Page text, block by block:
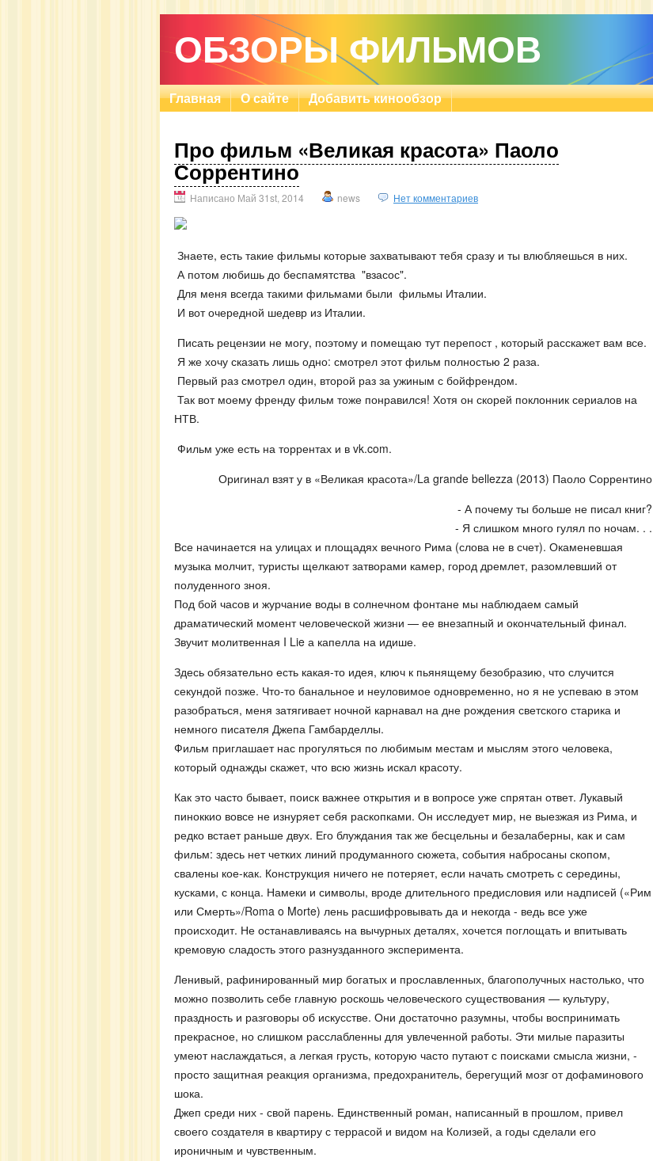
ОБЗОРЫ ФИЛЬМОВ
Главная О сайте Добавить кинообзор
Про фильм «Великая красота» Паоло
Соррентино
Написано Май 31st, 2014 news Нет комментариев
Знаете, есть такие фильмы которые захватывают тебя сразу и ты влюбляешься в них.
А потом любишь до беспамятства "взасос".
Для меня всегда такими фильмами были фильмы Италии.
И вот очередной шедевр из Италии.
Писать рецензии не могу, поэтому и помещаю тут перепост , который расскажет вам все.
Я же хочу сказать лишь одно: смотрел этот фильм полностью 2 раза.
Первый раз смотрел один, второй раз за ужиным с бойфрендом.
Так вот моему френду фильм тоже понравился! Хотя он скорей поклонник сериалов на
НТВ.
Фильм уже есть на торрентах и в vk.com.
Оригинал взят у в «Великая красота»/La grande bellezza (2013) Паоло Соррентино
- А почему ты больше не писал книг?
- Я слишком много гулял по ночам. . .
Все начинается на улицах и площадях вечного Рима (слова не в счет). Окаменевшая
музыка молчит, туристы щелкают затворами камер, город дремлет, разомлевший от
полуденного зноя.
Под бой часов и журчание воды в солнечном фонтане мы наблюдаем самый
драматический момент человеческой жизни — ее внезапный и окончательный финал.
Звучит молитвенная I Lie а капелла на идише.
Здесь обязательно есть какая-то идея, ключ к пьянящему безобразию, что случится
секундой позже. Что-то банальное и неуловимое одновременно, но я не успеваю в этом
разобраться, меня затягивает ночной карнавал на дне рождения светского старика и
немного писателя Джепа Гамбарделлы.
Фильм приглашает нас прогуляться по любимым местам и мыслям этого человека,
который однажды скажет, что всю жизнь искал красоту.
Как это часто бывает, поиск важнее открытия и в вопросе уже спрятан ответ. Лукавый
пиноккио вовсе не изнуряет себя раскопками. Он исследует мир, не выезжая из Рима, и
редко встает раньше двух. Его блуждания так же бесцельны и безалаберны, как и сам
фильм: здесь нет четких линий продуманного сюжета, события набросаны скопом,
свалены кое-как. Конструкция ничего не потеряет, если начать смотреть с середины,
кусками, с конца. Намеки и символы, вроде длительного предисловия или надписей («Рим
или Смерть»/Roma o Morte) лень расшифровывать да и некогда - ведь все уже
происходит. Не останавливаясь на вычурных деталях, хочется поглощать и впитывать
кремовую сладость этого разнузданного эксперимента.
Ленивый, рафинированный мир богатых и прославленных, благополучных настолько, что
можно позволить себе главную роскошь человеческого существования — культуру,
праздность и разговоры об искусстве. Они достаточно разумны, чтобы воспринимать
прекрасное, но слишком расслабленны для увлеченной работы. Эти милые паразиты
умеют наслаждаться, а легкая грусть, которую часто путают с поисками смысла жизни, -
просто защитная реакция организма, предохранитель, берегущий мозг от дофаминового
шока.
Джеп среди них - свой парень. Единственный роман, написанный в прошлом, привел
своего создателя в квартиру с террасой и видом на Колизей, а годы сделали его
ироничным и чувственным.